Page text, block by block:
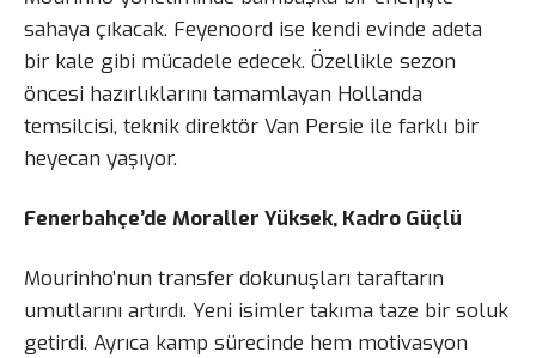
sahaya çıkacak. Feyenoord ise kendi evinde adeta
bir kale gibi mücadele edecek. Özellikle sezon
öncesi hazırlıklarını tamamlayan Hollanda
temsilcisi, teknik direktör Van Persie ile farklı bir
heyecan yaşıyor.
Fenerbahçe’de Moraller Yüksek, Kadro Güçlü
Mourinho’nun transfer dokunuşları taraftarın
umutlarını artırdı. Yeni isimler takıma taze bir soluk
getirdi. Ayrıca kamp sürecinde hem motivasyon